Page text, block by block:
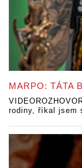
MARPO: TÁTA
rodiny, říkal jsem